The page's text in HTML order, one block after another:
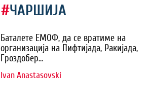
#ЧАРШИЈА
Баталете ЕМОФ, да се вратиме на
организација на Пифтијада, Ракијада,
Гроздобер...
Ivan Anastasovski